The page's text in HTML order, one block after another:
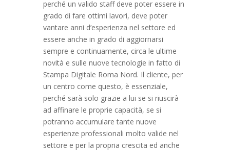
perché un valido staff deve poter essere in
grado di fare ottimi lavori, deve poter
vantare anni d’esperienza nel settore ed
essere anche in grado di aggiornarsi
sempre e continuamente, circa le ultime
novità e sulle nuove tecnologie in fatto di
Stampa Digitale Roma Nord. Il cliente, per
un centro come questo, è essenziale,
perché sarà solo grazie a lui se si riuscirà
ad affinare le proprie capacità, se si
potranno accumulare tante nuove
esperienze professionali molto valide nel
settore e per la propria crescita ed anche